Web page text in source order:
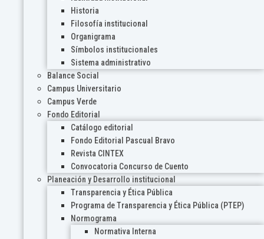
Historia
Filosofía institucional
Organigrama
Símbolos institucionales
Sistema administrativo
Balance Social
Campus Universitario
Campus Verde
Fondo Editorial
Catálogo editorial
Fondo Editorial Pascual Bravo
Revista CINTEX
Convocatoria Concurso de Cuento
Planeación y Desarrollo institucional
Transparencia y Ética Pública
Programa de Transparencia y Ética Pública (PTEP)
Normograma
Normativa Interna